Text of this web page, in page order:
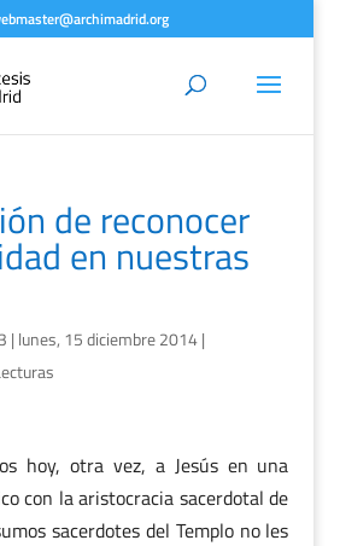
de reconocer
en nuestras
| lunes, 15 diciembre 2014|
hoy, otra vez, a Jesús en una
con la aristocracia sacerdotal de
sacerdotes del Templo no les